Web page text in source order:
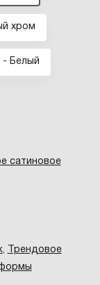
хром
- Белый
cатиновое
,
Трендовое